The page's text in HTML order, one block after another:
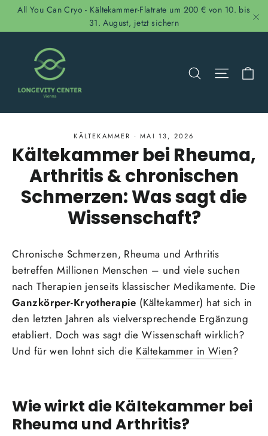
DirektAll You Can Cryo - Kältekammer-Flatrate um 200 € von 10. bis
31. August, jetzt sichern
Suche
KÄLTEKAMMER ·MAI 13, 2026
Kältekammer bei Rheuma,
Arthritis & chronischen
Schmerzen: Was sagt die
Wissenschaft?
Chronische Schmerzen, Rheuma und Arthritis
betreffen Millionen Menschen – und viele suchen
nach Therapien jenseits klassischer Medikamente. Die
Ganzkörper-Kryotherapie (Kältekammer) hat sich in
den letzten Jahren als vielversprechende Ergänzung
etabliert. Doch was sagt die Wissenschaft wirklich?
Und für wen lohnt sich die Kältekammer in Wien?
Wie wirkt die Kältekammer bei
Rheuma und Arthritis?